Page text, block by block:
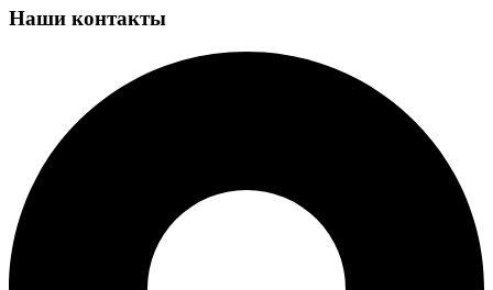
Наши контакты